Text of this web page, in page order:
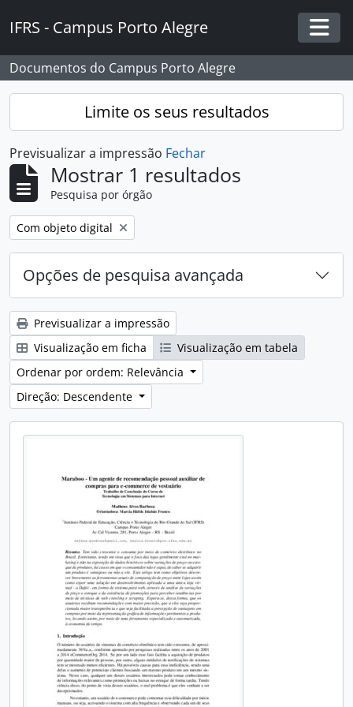
IFRS - Campus Porto Alegre
Documentos do Campus Porto Alegre
Limite os seus resultados
Previsualizar a impressão Fechar
Mostrar 1 resultados
Pesquisa por órgão
Remover filtro:
Com objeto digital
Opções de pesquisa avançada
Previsualizar a impressão
Visualização em ficha
Visualização em tabela
Ordenar por ordem: Relevância
Direção: Descendente